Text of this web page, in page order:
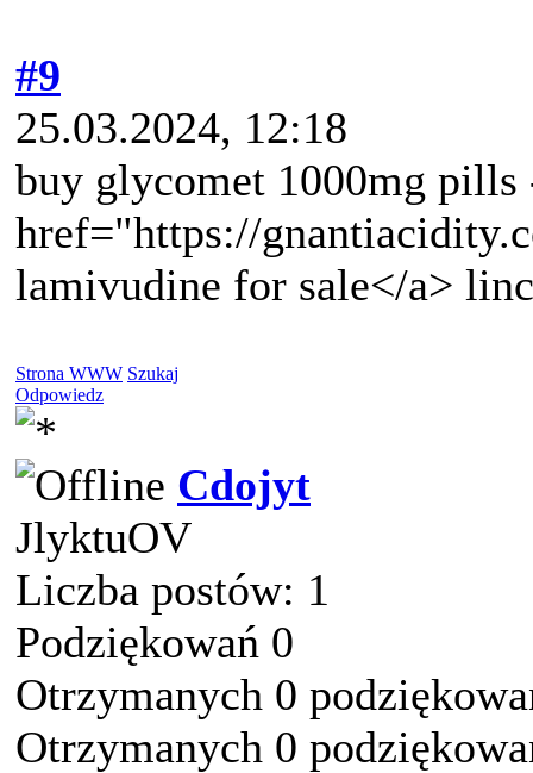
#9
25.03.2024, 12:18
buy glycomet 1000mg pills
href="https://
lamivudine for sale</a>
Strona WWW Szukaj
Odpowiedz
Cdojyt
JlyktuOV
Liczba postów: 1
Podziękowań 0
Otrzymanych 0
Otrzymanych 0